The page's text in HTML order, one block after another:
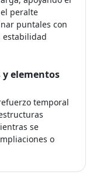
peralte
puntales con
estabilidad
elementos
temporal
se
o